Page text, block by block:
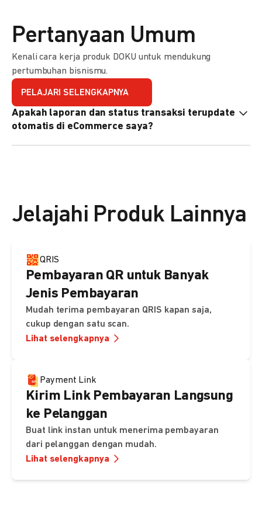
Pertanyaan Umum
Kenali cara kerja produk DOKU untuk mendukung
pertumbuhan bisnismu.
PELAJARI SELENGKAPNYA
Apakah laporan dan status transaksi terupdate
otomatis di eCommerce saya?
Jelajahi Produk Lainnya
QRIS
Pembayaran QR untuk Banyak
Jenis Pembayaran
Mudah terima pembayaran QRIS kapan saja,
cukup dengan satu scan.
Lihat selengkapnya
Payment Link
Kirim Link Pembayaran Langsung
ke Pelanggan
Buat link instan untuk menerima pembayaran
dari pelanggan dengan mudah.
Lihat selengkapnya